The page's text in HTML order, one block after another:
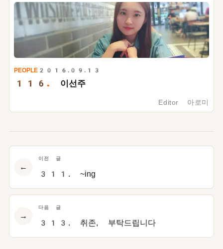
PEOPLE 2016.09.13
116. 이선주
Editor 아로미
←
이전 글
311. ~ing
다음 글
313. 취존, 부탁드립니다
→